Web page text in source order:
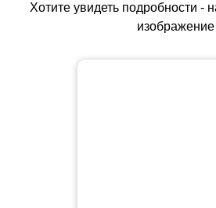
Хотите увидеть подробности -
изображение